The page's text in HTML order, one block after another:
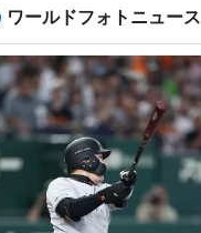
ワールドフォトニュース